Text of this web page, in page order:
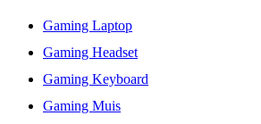
Gaming Laptop
Gaming Headset
Gaming Keyboard
Gaming Muis